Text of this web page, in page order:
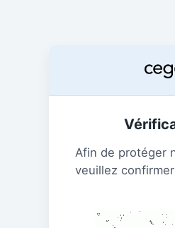
Afin de protéger
veuillez